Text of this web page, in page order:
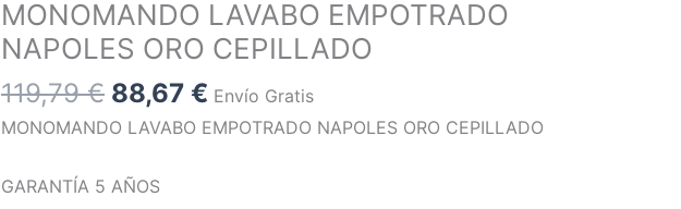
MONOMANDO LAVABO EMPOTRADO
NAPOLES ORO CEPILLADO
119,79€
original
era:
119,79 €.
88,67 €
actual
es:
88,67 €.
Envío Gratis
MONOMANDO LAVABO EMPOTRADO NAPOLES ORO CEPILLADO
GARANTÍA 5 AÑOS
LAVABO
EMPOTRADO
NAPOLES
ORO
CEPILLADO